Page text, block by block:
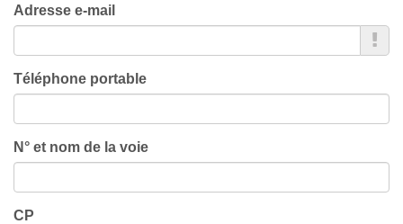
Adresse e-mail
Téléphone portable
N° et nom de la voie
CP